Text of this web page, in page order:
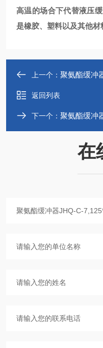
高温的场合下代替液压
是橡胶、塑料以及其他材
上一个： 聚氨酯缓冲器
返回列表
下一个： 聚氨酯缓冲器
在